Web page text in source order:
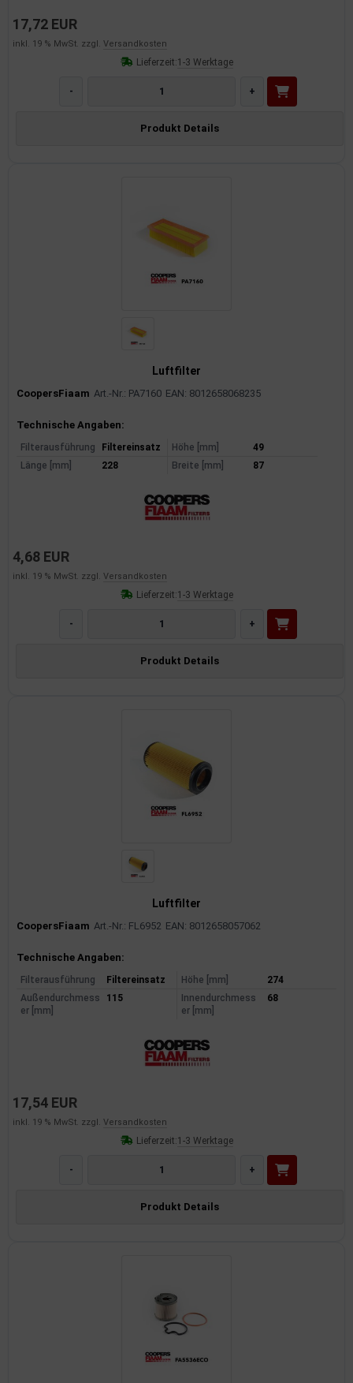
17,72 EUR
inkl. 19 % MwSt. zzgl. Versandkosten
Lieferzeit:1-3 Werktage
- +
Produkt Details
Luftfilter
CoopersFiaam Art.-Nr.: PA7160 EAN: 8012658068235
Produktinformationen
Technische Angaben:
Filterausführung Filtereinsatz Höhe [mm]
49
Länge [mm]
228 Breite [mm] 87
4,68 EUR
inkl. 19 % MwSt. zzgl. Versandkosten
Lieferzeit:1-3 Werktage
- +
Produkt Details
Luftfilter
CoopersFiaam Art.-Nr.: FL6952 EAN: 8012658057062
Produktinformationen
Technische Angaben:
Filterausführung Filtereinsatz Höhe [mm]
274
Außendurchmess
er [mm]
115
Innendurchmess
er [mm]
68
17,54 EUR
inkl. 19 % MwSt. zzgl. Versandkosten
Lieferzeit:1-3 Werktage
- +
Produkt Details